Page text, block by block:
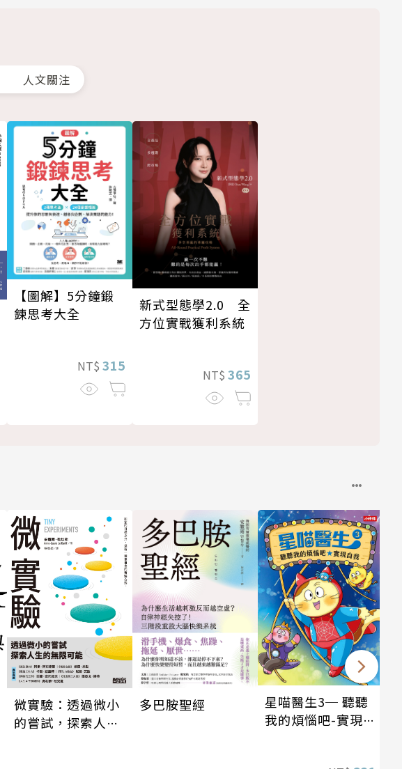
人文關注
【圖解】5分鐘鍛
鍊思考大全
NT$ 315
新式型態學2.0 全
方位實戰獲利系統
NT$ 365
微實驗：透過微小
的嘗試，探索人生
多巴胺聖經
星喵醫生3─ 聽聽
我的煩惱吧-實現自